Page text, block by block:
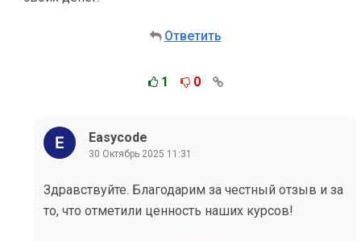
Ответить
1 0
Easycode
30 Октябрь 2025 11:31
Здравствуйте. Благодарим за честный отзыв и за
то, что отметили ценность наших курсов!